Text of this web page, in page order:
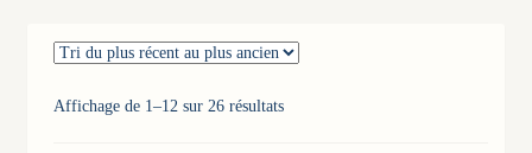
Affichage de 1–12 sur 26 résultatsTrié